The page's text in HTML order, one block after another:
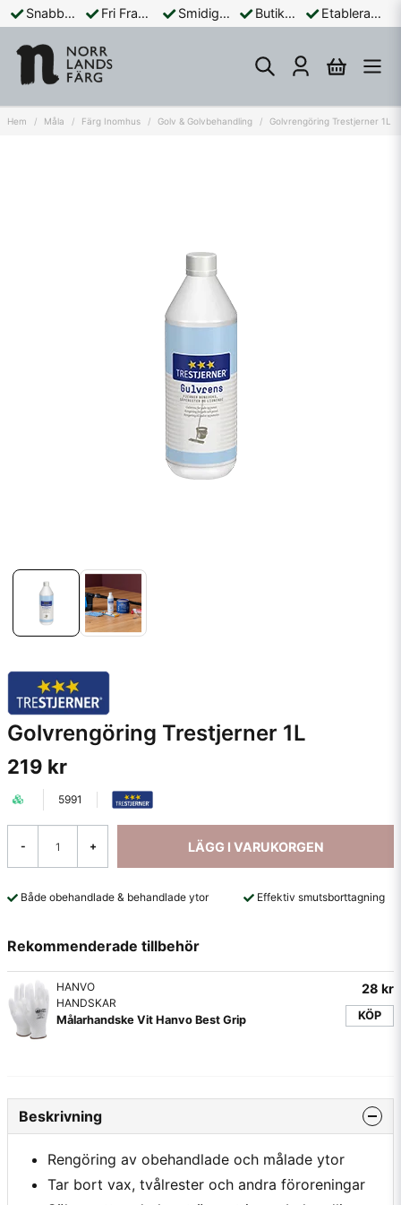
Snabba Leveranser Fri Frakt Över 899:- Smidiga Betalningar Butik och Online Etablerad Sedan 1965
Hem Måla Färg Inomhus Golv & Golvbehandling Golvrengöring Trestjerner 1L
Golvrengöring Trestjerner 1L
219 kr
5991
- + LÄGG I VARUKORGEN
Både obehandlade & behandlade ytor Effektiv smutsborttagning
Rekommenderade tillbehör
HANVO
HANDSKAR
Målarhandske Vit Hanvo Best Grip
28 kr
KÖP
Beskrivning
Rengöring av obehandlade och målade ytor
Tar bort vax, tvålrester och andra föroreningar